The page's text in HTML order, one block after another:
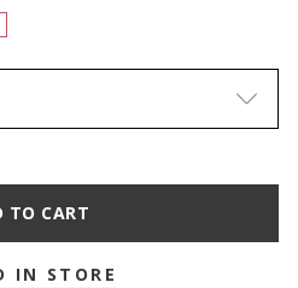
TO CART
IN STORE